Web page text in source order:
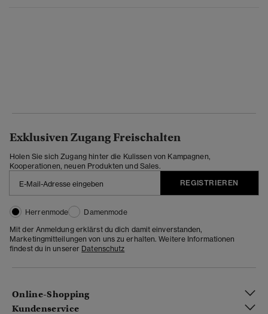
Exklusiven Zugang Freischalten
Holen Sie sich Zugang hinter die Kulissen von Kampagnen,
Kooperationen, neuen Produkten und Sales.
REGISTRIEREN
Herrenmode
Damenmode
Mit der Anmeldung erklärst du dich damit einverstanden,
Marketingmitteilungen von uns zu erhalten. Weitere Informationen
findest du in unserer Datenschutz
Online-Shopping
Kundenservice